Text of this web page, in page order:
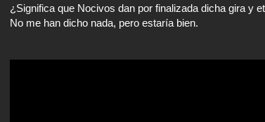
¿Significa que Nocivos dan por finalizada dicha gira y
No me han dicho nada, pero estaría bien.